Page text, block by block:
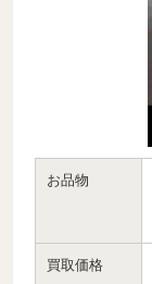
お品物
買取価格